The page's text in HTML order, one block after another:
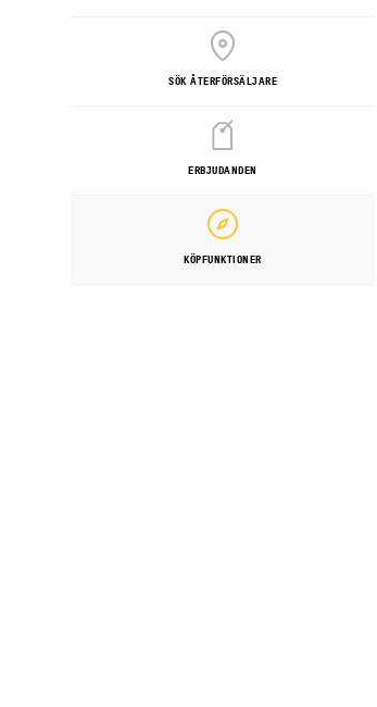
SÖK ÅTERFÖRSÄLJARE
ERBJUDANDEN
KÖPFUNKTIONER